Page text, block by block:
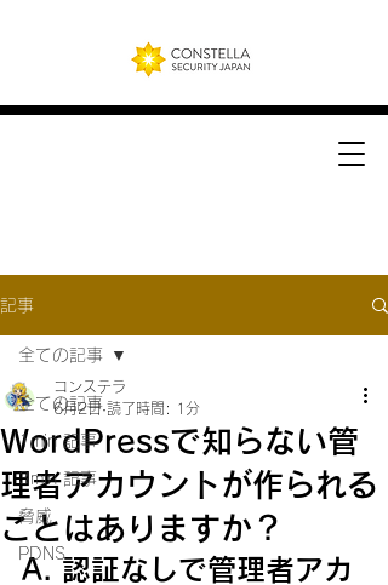
記事
全ての記事
1min 記事
3min 記事
脅威
PDNS
全ての記事
WordPressで知らない管
理者アカウントが作られる
ことはありますか？
コンステラ
6月2日 読了時間: 1分
A. 認証なしで管理者アカ